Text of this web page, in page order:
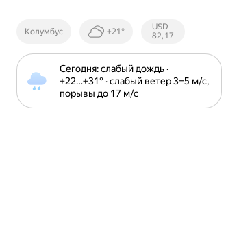
Колумбус +21°
Курсы ЦБ
РФ
USD
82,17
Сегодня: слабый дождь ·
+22⁠…⁠+31⁠° · слабый ветер 3⁠–⁠5 м⁠/⁠с,
порывы до 17 м⁠/⁠с